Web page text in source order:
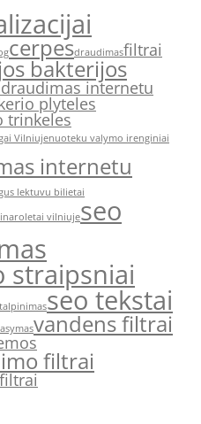
cerpesdraudimasfiltrai
bakterijos
internetu
plyteles
trinkeles
Vilniujenuoteku valymo irenginiai
internetu
lektuvu bilietai
roletai vilniujeseo
straipsniai
seo tekstai
vandens filtrai
filtrai